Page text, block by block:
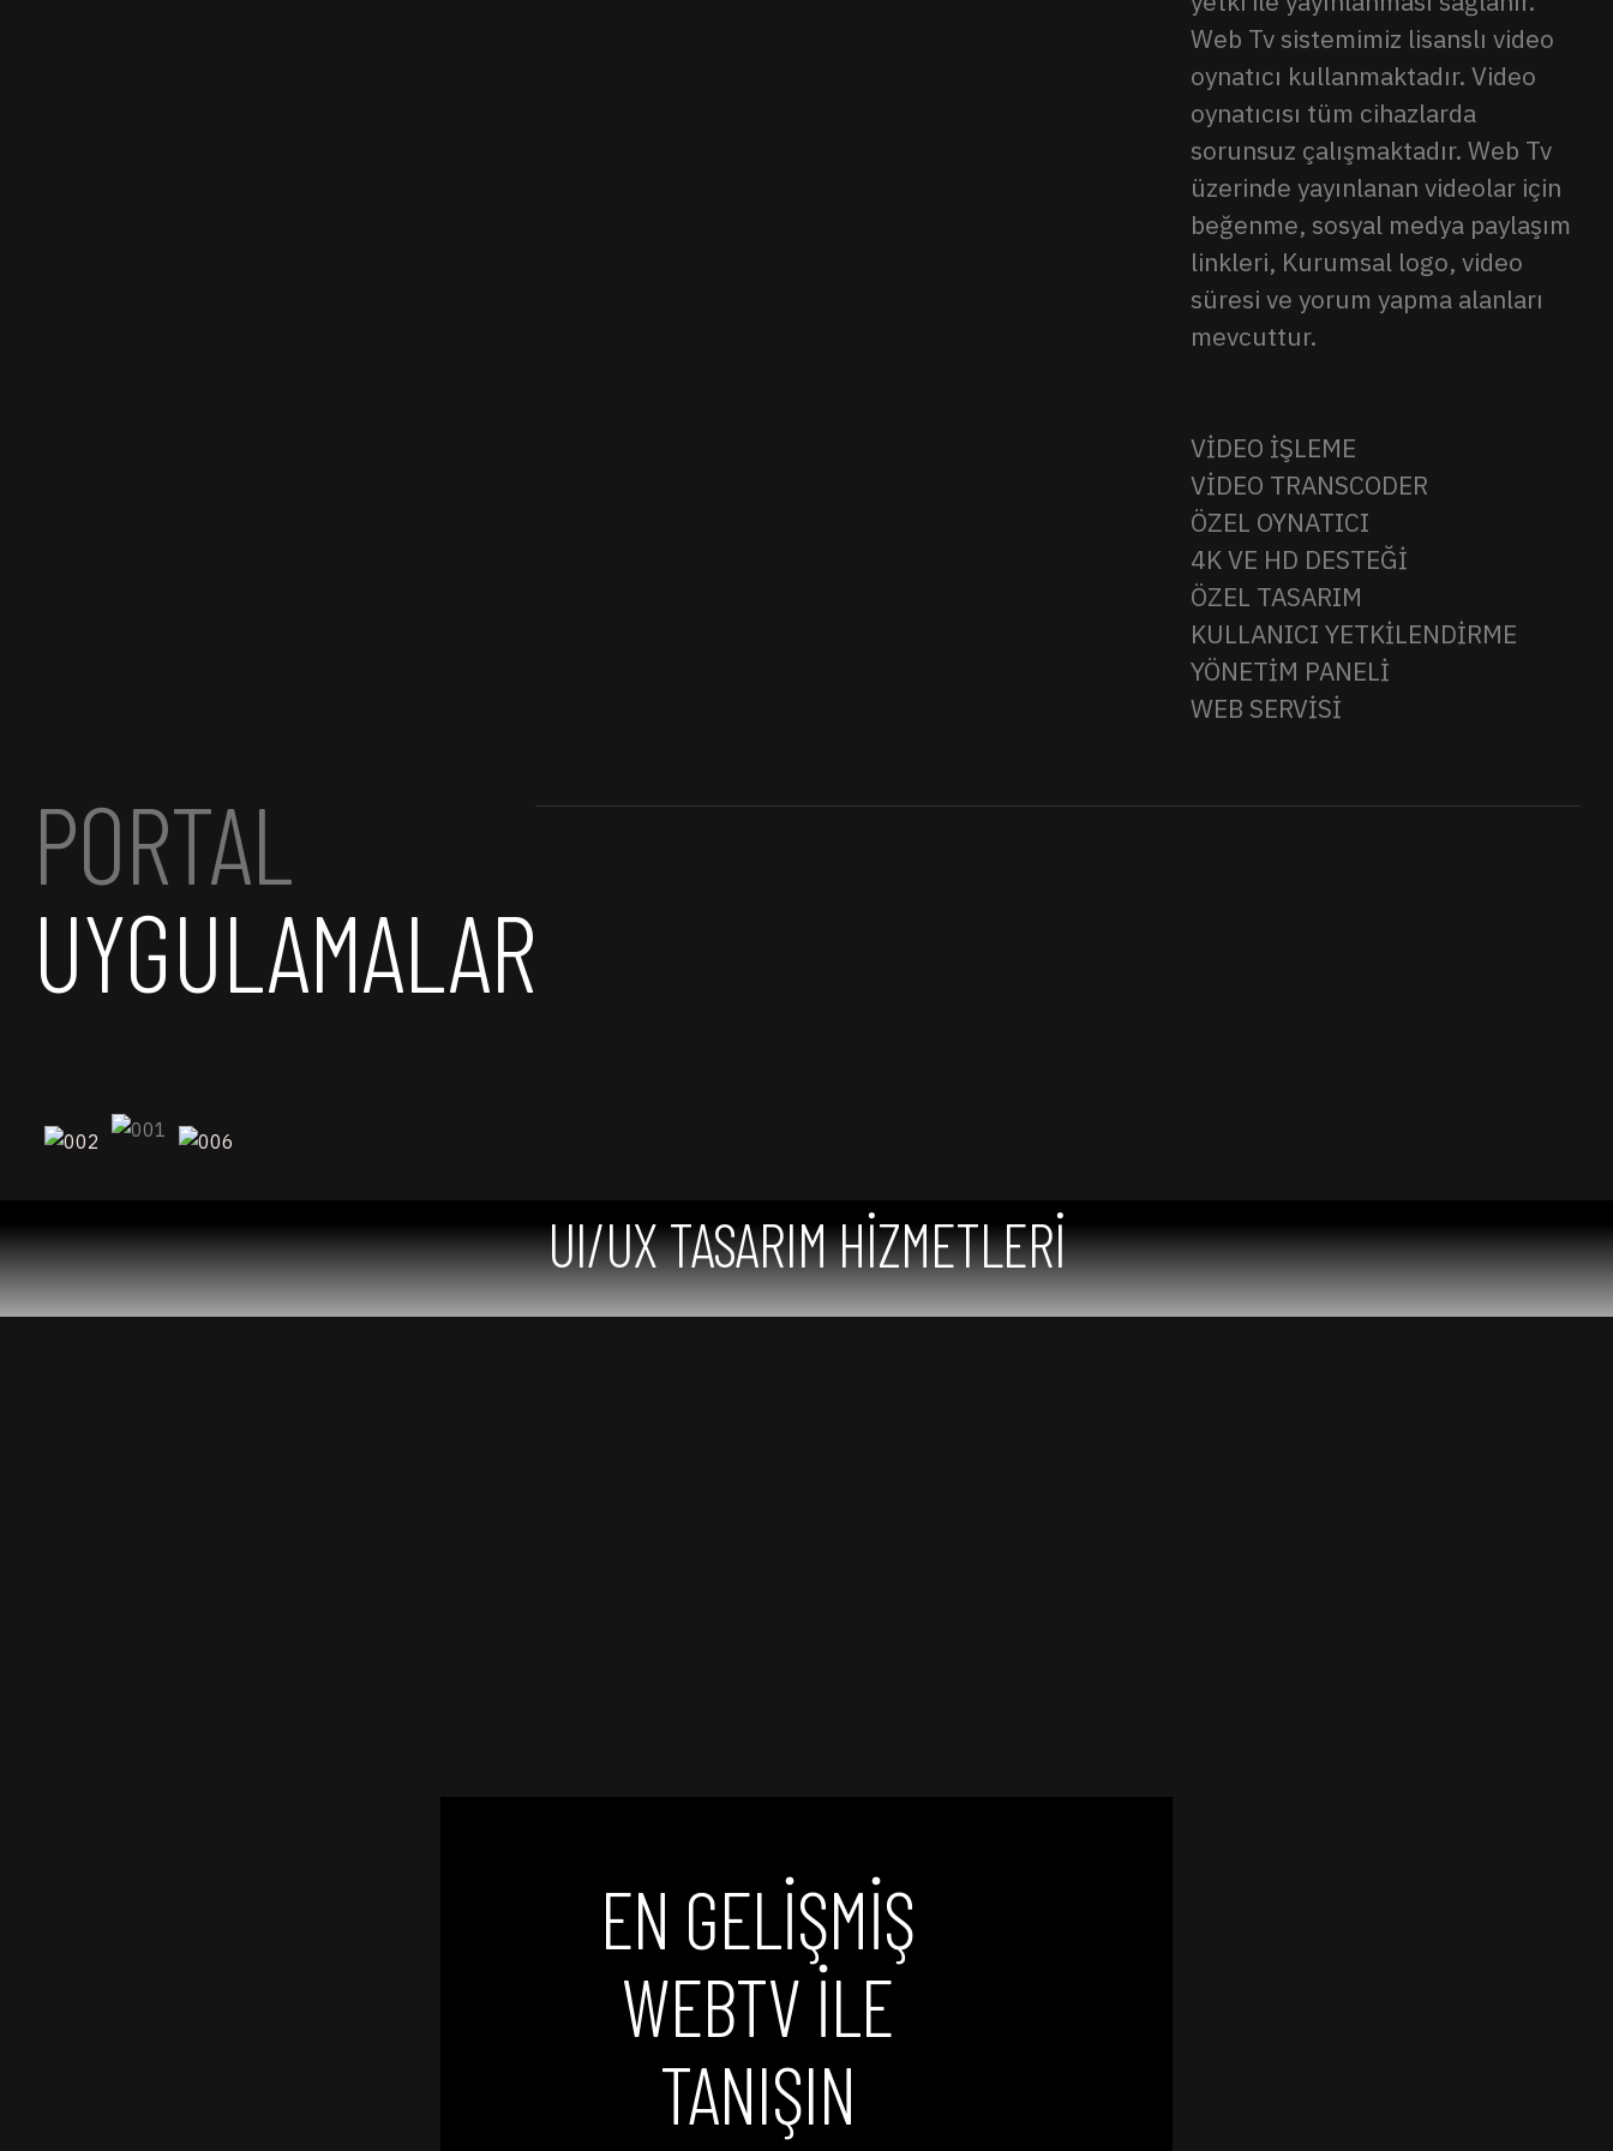
Web Tv sistemimiz lisanslı video
oynatıcı kullanmaktadır. Video
oynatıcısı tüm cihazlarda
sorunsuz çalışmaktadır. Web Tv
üzerinde yayınlanan videolar için
beğenme, sosyal medya paylaşım
linkleri, Kurumsal logo, video
süresi ve yorum yapma alanları
mevcuttur.
VİDEO İŞLEME
VİDEO TRANSCODER
ÖZEL OYNATICI
4K VE HD DESTEĞİ
ÖZEL TASARIM
KULLANICI YETKİLENDİRME
YÖNETİM PANELİ
WEB SERVİSİ
PORTAL
UYGULAMALAR
UI/UX TASARIM HİZMETLERİ
EN GELİŞMİŞ
WEBTV İLE
TANIŞIN